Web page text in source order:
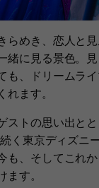
らめき、恋人と
緒に見る景色。
も、ドリームラ
ます。
ストの思い出と
く東京ディズニ
も、そしてこれ
す。